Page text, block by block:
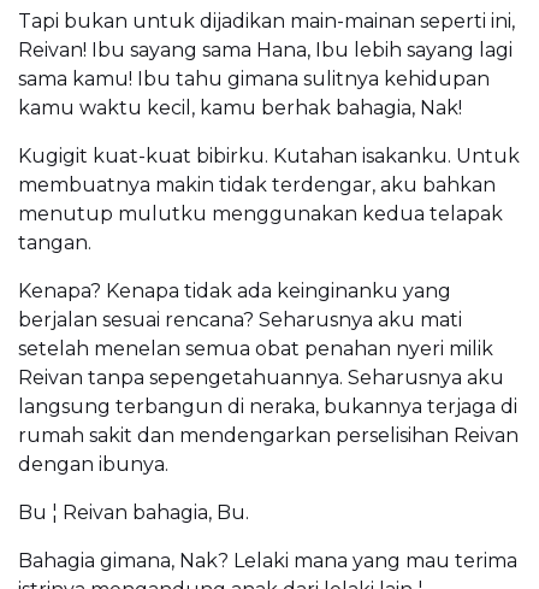
Tapi bukan untuk dijadikan main-mainan seperti ini,
Reivan! Ibu sayang sama Hana, Ibu lebih sayang lagi
sama kamu! Ibu tahu gimana sulitnya kehidupan
kamu waktu kecil, kamu berhak bahagia, Nak!
Kugigit kuat-kuat bibirku. Kutahan isakanku. Untuk
membuatnya makin tidak terdengar, aku bahkan
menutup mulutku menggunakan kedua telapak
tangan.
Kenapa? Kenapa tidak ada keinginanku yang
berjalan sesuai rencana? Seharusnya aku mati
setelah menelan semua obat penahan nyeri milik
Reivan tanpa sepengetahuannya. Seharusnya aku
langsung terbangun di neraka, bukannya terjaga di
rumah sakit dan mendengarkan perselisihan Reivan
dengan ibunya.
Bu ¦ Reivan bahagia, Bu.
Bahagia gimana, Nak? Lelaki mana yang mau terima